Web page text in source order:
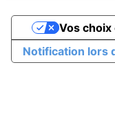
Notification lors
Vos